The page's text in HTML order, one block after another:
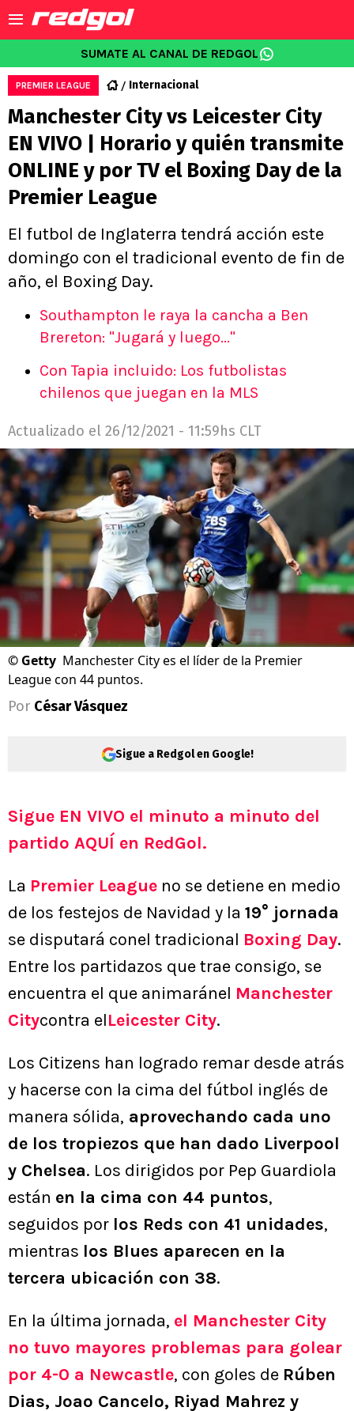
SUMATE AL CANAL DE REDGOL
PREMIER LEAGUE Internacional
Manchester City vs Leicester City
EN VIVO | Horario y quién transmite
ONLINE y por TV el Boxing Day de la
Premier League
El futbol de Inglaterra tendrá acción este
domingo con el tradicional evento de fin de
año, el Boxing Day.
Southampton le raya la cancha a Ben
Brereton: "Jugará y luego..."
Con Tapia incluido: Los futbolistas
chilenos que juegan en la MLS
Actualizado el 26/12/2021 - 11:59hs CLT
© Getty Manchester City es el líder de la Premier
League con 44 puntos.
Por César Vásquez
Sigue a Redgol en Google!
Sigue EN VIVO el minuto a minuto del
partido AQUÍ en RedGol.
La Premier League no se detiene en medio
de los festejos de Navidad y la 19° jornada
se disputará conel tradicional Boxing Day.
Entre los partidazos que trae consigo, se
encuentra el que animaránel Manchester
Citycontra elLeicester City.
Los Citizens han logrado remar desde atrás
y hacerse con la cima del fútbol inglés de
manera sólida, aprovechando cada uno
de los tropiezos que han dado Liverpool
y Chelsea. Los dirigidos por Pep Guardiola
están en la cima con 44 puntos,
seguidos por los Reds con 41 unidades,
mientras los Blues aparecen en la
tercera ubicación con 38.
En la última jornada, el Manchester City
no tuvo mayores problemas para golear
por 4-0 a Newcastle, con goles de Rúben
Dias, Joao Cancelo, Riyad Mahrez y